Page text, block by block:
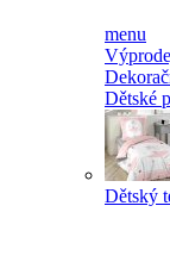
menu
Dětské
Dětský